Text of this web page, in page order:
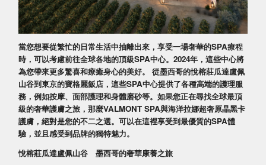
當您想要從繁忙的日常生活中抽離出來，享受一場奢華的SPA療程
時，可以考慮前往全球各地的頂級SPA中心。2024年，這些中心將
為您帶來更多驚喜和療癒身心的美好。 從墨西哥的悅榕莊瓜達盧佩
山谷到東京的寶格麗飯店，這些SPA中心提供了各種高端的護理服
務，例如按摩、面部護理和身體磨砂等。如果您正在尋找全球最頂
級的奢華護膚之旅，那麼VALMONT SPA與海洋拉娜超奢原晶黑卡
護膚，絕對是您的不二之選。可以在這裡享受到最優質的SPA體
驗，並且感受到品牌的獨特魅力。
悅榕莊瓜達盧佩山谷 墨西哥的奢華康養之旅